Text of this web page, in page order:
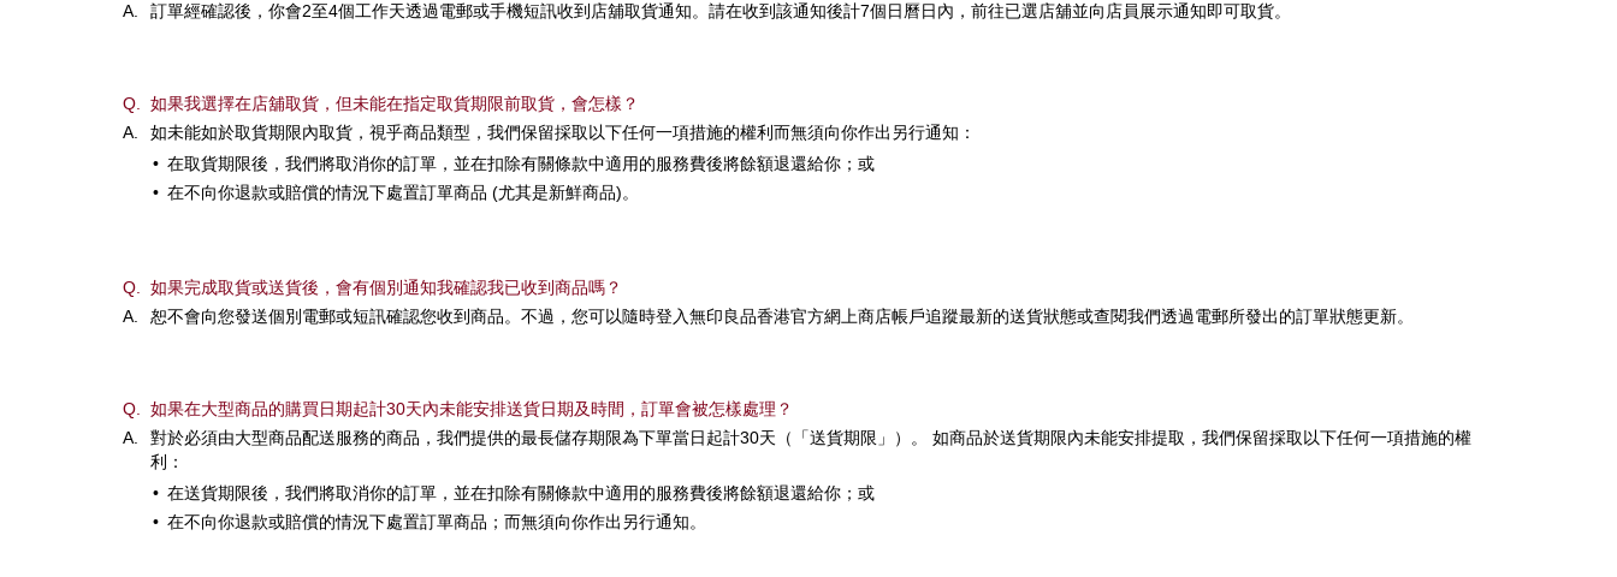
A.
訂單經確認後，你會2至4個工作天透過電郵或手機短訊收到店舖取貨通知。請在收到該通知後計7個日曆日內，前往已選店舖並向店員展示通知即可取貨。
Q. 如果我選擇在店舖取貨，但未能在指定取貨期限前取貨，會怎樣？
A.
如未能如於取貨期限內取貨，視乎商品類型，我們保留採取以下任何一項措施的權利而無須向你作出另行通知：
• 在取貨期限後，我們將取消你的訂單，並在扣除有關條款中適用的服務費後將餘額退還給你；或
• 在不向你退款或賠償的情況下處置訂單商品 (尤其是新鮮商品)。
Q.
如果完成取貨或送貨後，會有個別通知我確認我已收到商品嗎？
A.
恕不會向您發送個別電郵或短訊確認您收到商品。不過，您可以隨時登入無印良品香港官方網上商店帳戶追蹤最新的送貨狀態或查閱我們透過電郵所發出的訂單狀態更新。
Q.
如果在大型商品的購買日期起計30天內未能安排送貨日期及時間，訂單會被怎樣處理？
A.
對於必須由大型商品配送服務的商品，我們提供的最長儲存期限為下單當日起計30天（「送貨期限」）。 如商品於送貨期限內未能安排提取，我們保留採取以下任何一項措施的權
利：
• 在送貨期限後，我們將取消你的訂單，並在扣除有關條款中適用的服務費後將餘額退還給你；或
• 在不向你退款或賠償的情況下處置訂單商品；而無須向你作出另行通知。